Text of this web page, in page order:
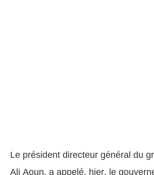
Le président directeur général du